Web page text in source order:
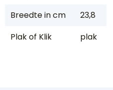
Breedte in cm
23,8
Plak of Klik
plak